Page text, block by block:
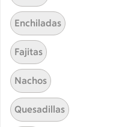
Sidfot
Start
Få snabbt svar
FAQ
Kundservice
Kontakta oss
Enchiladas
Fajitas
Nachos
Quesadillas